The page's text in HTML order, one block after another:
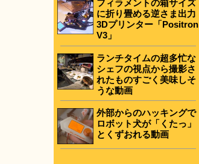
フィラメントの箱サイズ
に折り畳める逆さま出力
3Dプリンター「Positron
V3」
ランチタイムの超多忙な
シェフの視点から撮影さ
れたものすごく美味しそ
うな動画
外部からのハッキングで
ロボット犬が「くたっ」
とくずおれる動画